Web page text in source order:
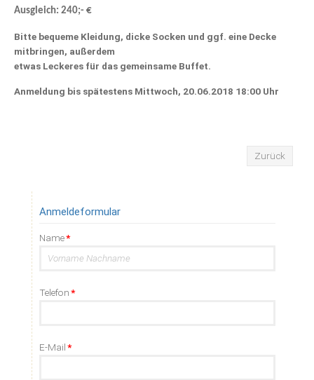
Ausgleich: 240;- €
Bitte bequeme Kleidung, dicke Socken und ggf. eine Decke
mitbringen, außerdem
etwas Leckeres für das gemeinsame Buffet.
Anmeldung bis spätestens Mittwoch, 20.06.2018 18:00 Uhr
Zurück
Anmeldeformular
Pflichtfeld
Name*
Pflichtfeld
Telefon*
Pflichtfeld
E-Mail*